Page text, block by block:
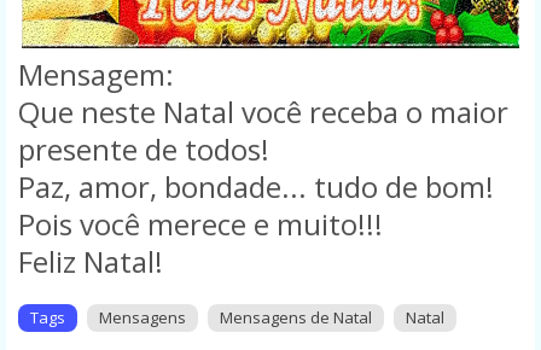
Mensagem:
Que neste Natal você receba o maior
presente de todos!
Paz, amor, bondade... tudo de bom!
Pois você merece e muito!!!
Feliz Natal!
Tags Mensagens Mensagens de Natal Natal